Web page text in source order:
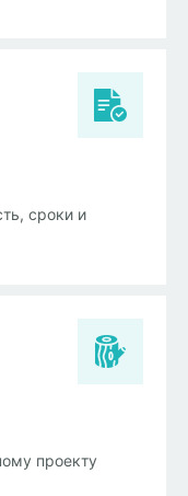
сроки и
проекту